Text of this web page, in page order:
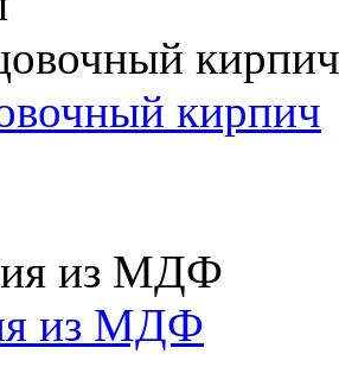
кирпич
из МДФ